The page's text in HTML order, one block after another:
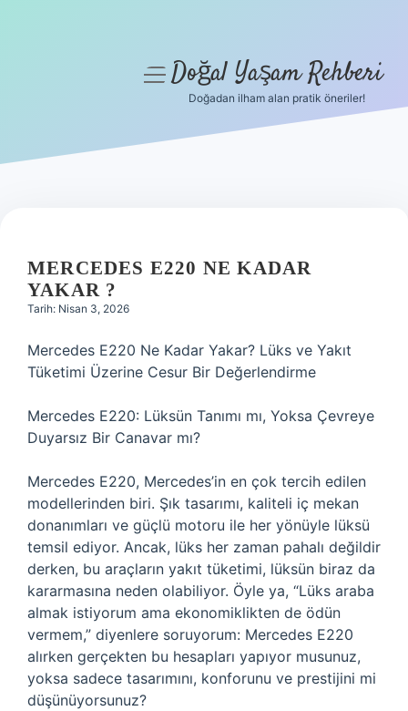
Hakkımızda
menüyüDoğal Yaşam Rehberi
Doğadan ilham alan pratik öneriler!
MERCEDES E220 NE KADAR
YAKAR ?
Tarih: Nisan 3, 2026
Mercedes E220 Ne Kadar Yakar? Lüks ve Yakıt
Tüketimi Üzerine Cesur Bir Değerlendirme
Mercedes E220: Lüksün Tanımı mı, Yoksa Çevreye
Duyarsız Bir Canavar mı?
Mercedes E220, Mercedes’in en çok tercih edilen
modellerinden biri. Şık tasarımı, kaliteli iç mekan
donanımları ve güçlü motoru ile her yönüyle lüksü
temsil ediyor. Ancak, lüks her zaman pahalı değildir
derken, bu araçların yakıt tüketimi, lüksün biraz da
kararmasına neden olabiliyor. Öyle ya, “Lüks araba
almak istiyorum ama ekonomiklikten de ödün
vermem,” diyenlere soruyorum: Mercedes E220
alırken gerçekten bu hesapları yapıyor musunuz,
yoksa sadece tasarımını, konforunu ve prestijini mi
düşünüyorsunuz?